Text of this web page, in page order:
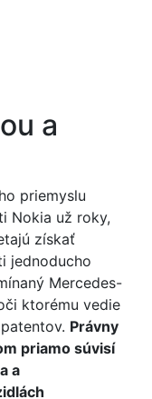
a
priemyslu
Nokia už roky,
získať
jednoducho
Mercedes-
ktorému vedie
Právny
priamo súvisí
a